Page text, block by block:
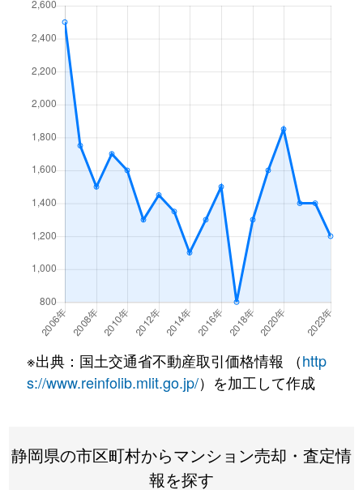
※出典：国土交通省不動産取引価格情報 （http
s://www.reinfolib.mlit.go.jp/）を加工して作成
静岡県の市区町村からマンション売却・査定情
報を探す